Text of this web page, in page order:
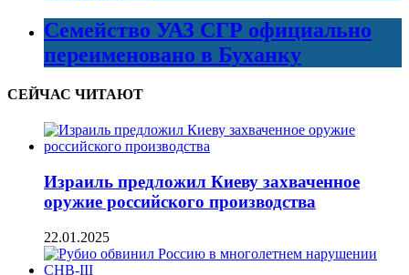
Семейство УАЗ СГР официально
переименовано в Буханку
СЕЙЧАС ЧИТАЮТ
Израиль предложил Киеву захваченное
оружие российского производства
22.01.2025